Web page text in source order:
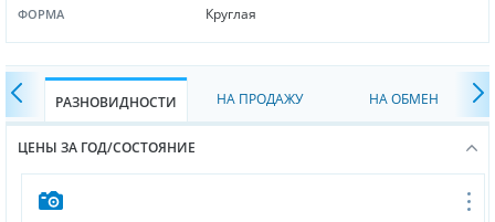
ФОРМА Круглая
РАЗНОВИДНОСТИ НА ПРОДАЖУ НА ОБМЕН
ЦЕНЫ ЗА ГОД/СОСТОЯНИЕ